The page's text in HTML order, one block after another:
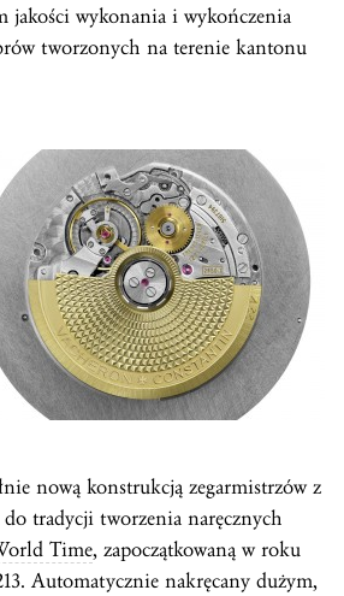
jakości wykonania i wykończenia
tworzonych na terenie kantonu
nową konstrukcją zegarmistrzów z
do tradycji tworzenia naręcznych
Time, zapoczątkowaną w roku
Automatycznie nakręcany dużym,